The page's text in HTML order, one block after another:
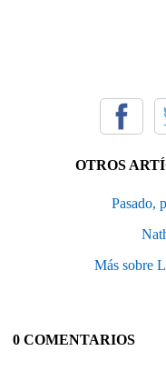
OTROS
Pasado,
Más sobre
0 COMENTARIOS